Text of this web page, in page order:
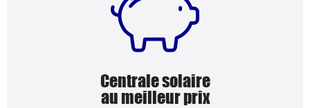
Centrale solaire
au meilleur prix